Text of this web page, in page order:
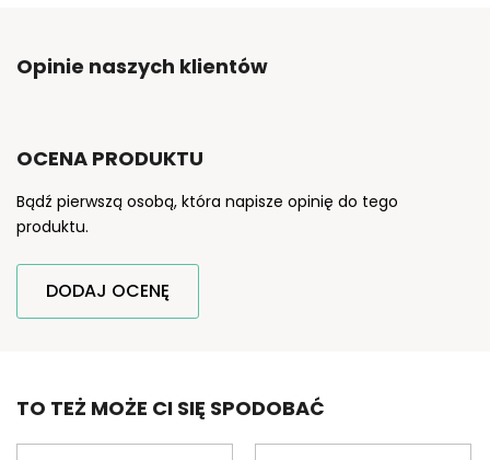
Opinie naszych klientów
OCENA PRODUKTU
Bądź pierwszą osobą, która napisze opinię do tego
produktu.
DODAJ OCENĘ
TO TEŻ MOŻE CI SIĘ SPODOBAĆ